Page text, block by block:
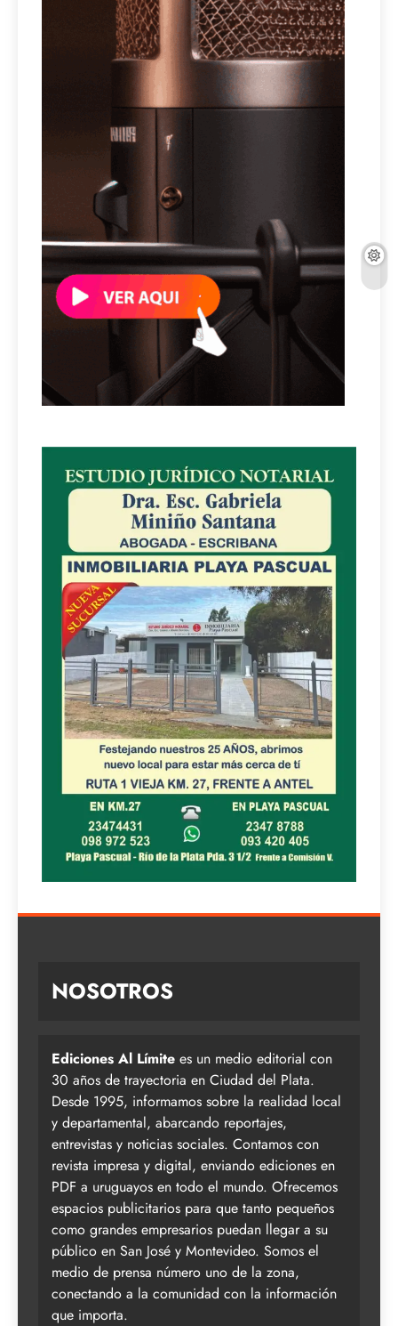
NOSOTROS
Ediciones Al Límite es un medio editorial con
30 años de trayectoria en Ciudad del Plata.
Desde 1995, informamos sobre la realidad local
y departamental, abarcando reportajes,
entrevistas y noticias sociales. Contamos con
revista impresa y digital, enviando ediciones en
PDF a uruguayos en todo el mundo. Ofrecemos
espacios publicitarios para que tanto pequeños
como grandes empresarios puedan llegar a su
público en San José y Montevideo. Somos el
medio de prensa número uno de la zona,
conectando a la comunidad con la información
que importa.